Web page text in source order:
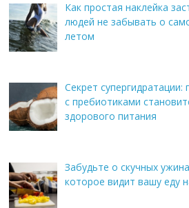
Как простая наклейка
людей не забывать о
летом
Секрет
с пребиотиками
здорового питания
Забудьте о скучных
которое видит вашу еду